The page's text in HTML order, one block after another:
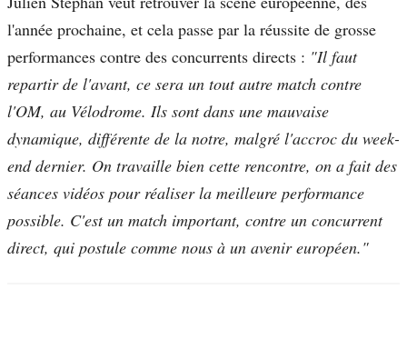
l'année prochaine, et cela passe par la réussite de grosse
performances contre des concurrents directs : "Il faut
repartir de l'avant, ce sera un tout autre match contre
l'OM, au Vélodrome. Ils sont dans une mauvaise
dynamique, différente de la notre, malgré l'accroc du week-
end dernier. On travaille bien cette rencontre, on a fait des
séances vidéos pour réaliser la meilleure performance
possible. C'est un match important, contre un concurrent
direct, qui postule comme nous à un avenir européen."